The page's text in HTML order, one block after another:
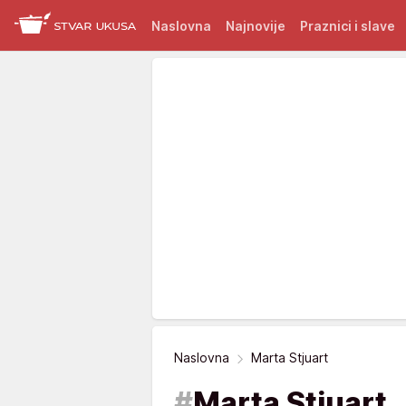
Naslovna Najnovije Praznici i slave
Naslovna Marta Stjuart